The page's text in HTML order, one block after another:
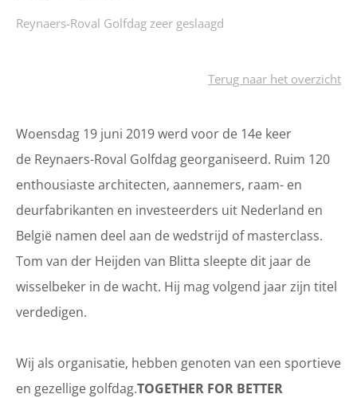
Reynaers-Roval Golfdag zeer geslaagd
Terug naar het overzicht
Woensdag 19 juni 2019 werd voor de 14e keer
de Reynaers-Roval Golfdag georganiseerd. Ruim 120
enthousiaste architecten, aannemers, raam- en
deurfabrikanten en investeerders uit Nederland en
België namen deel aan de wedstrijd of masterclass.
Tom van der Heijden van Blitta sleepte dit jaar de
wisselbeker in de wacht. Hij mag volgend jaar zijn titel
verdedigen.
Wij als organisatie, hebben genoten van een sportieve
en gezellige golfdag.TOGETHER FOR BETTER